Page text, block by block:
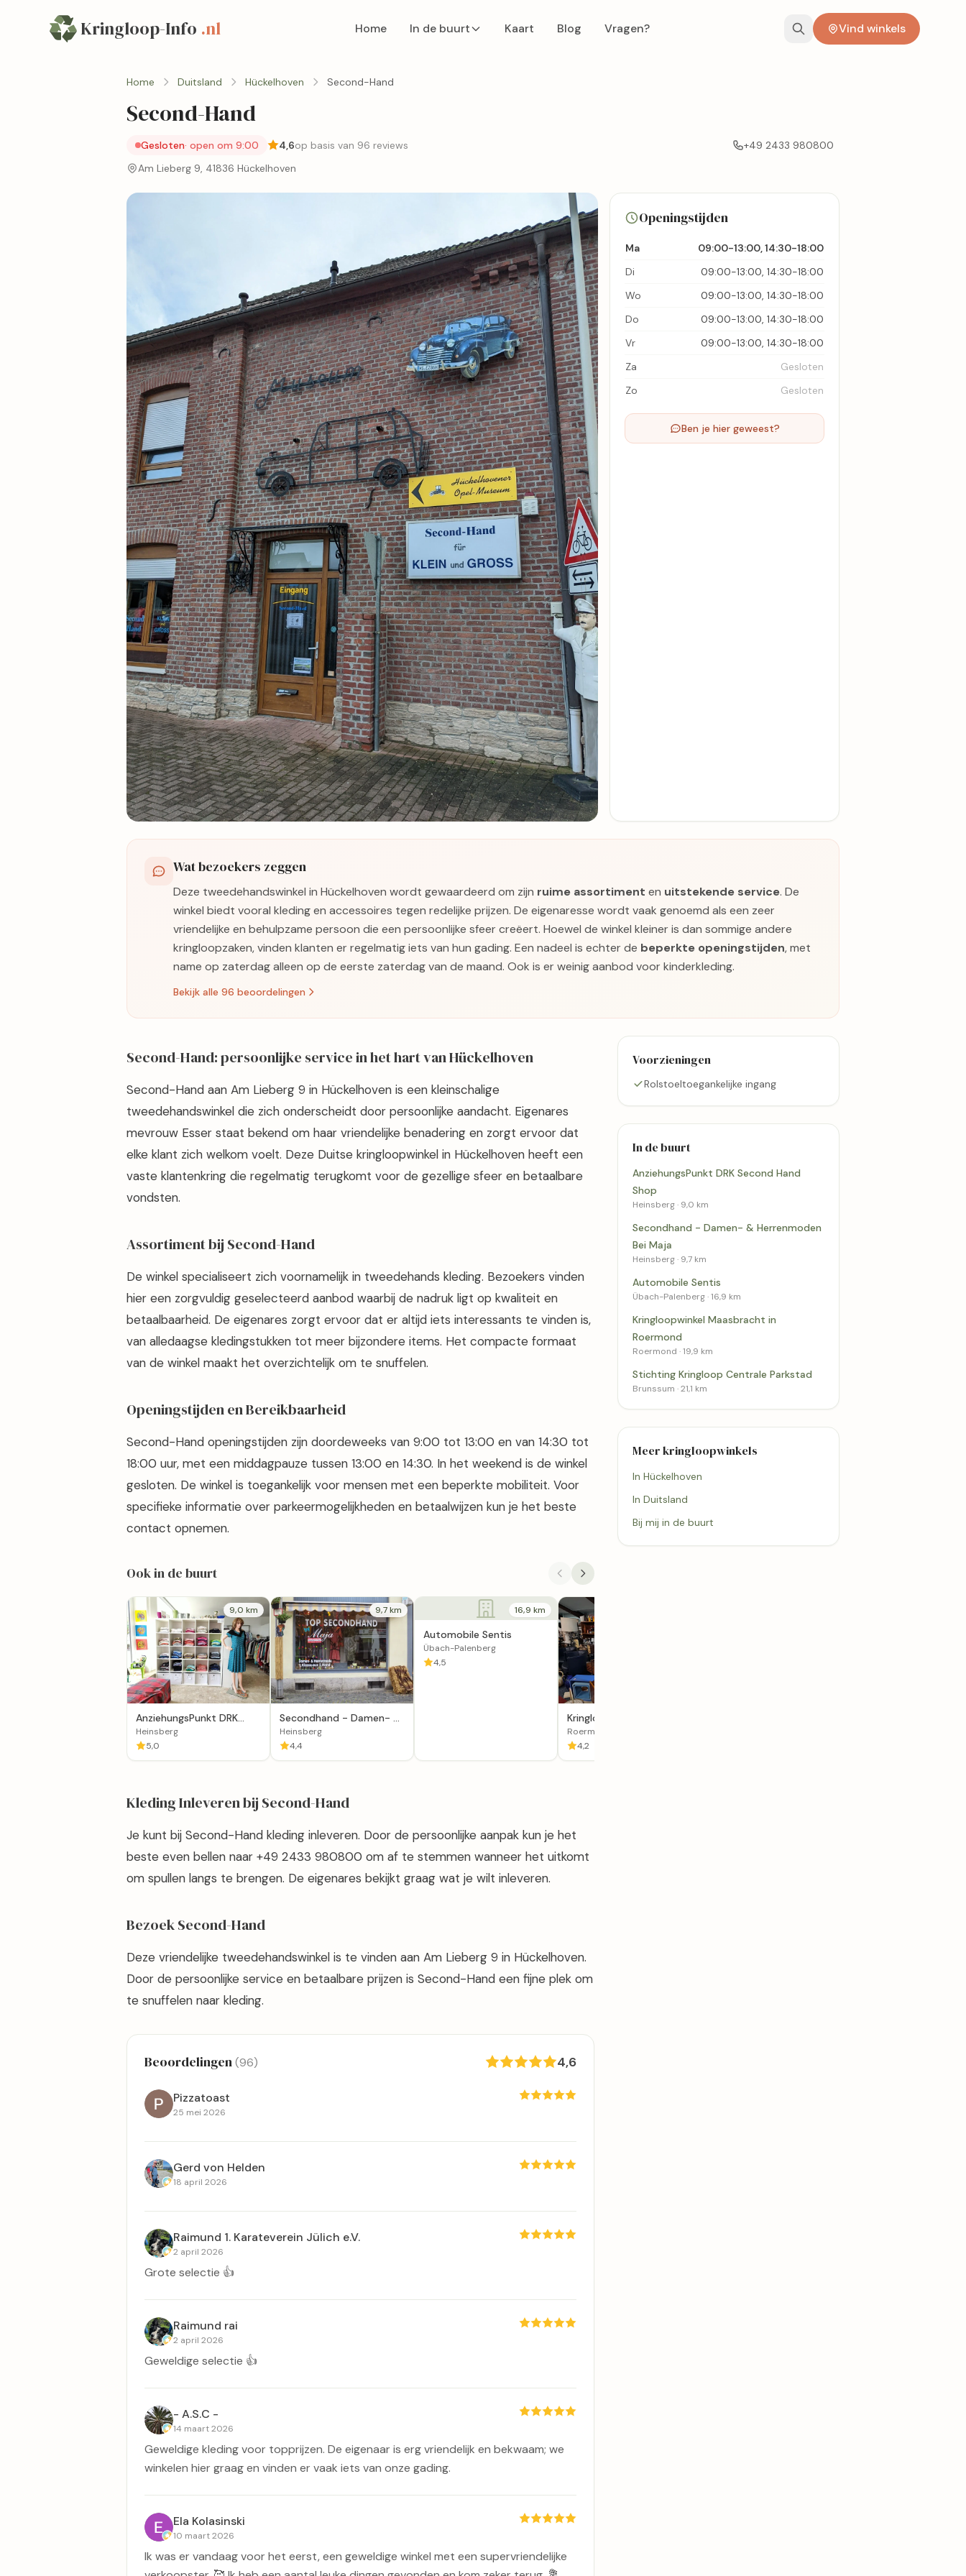
Kringloop-Info .nl Home In de buurt Kaart Blog Vragen? Vind winkels
Home Duitsland Hückelhoven Second-Hand
Second-Hand
Gesloten· open om 9:00 4,6op basis van 96 reviews
+49 2433 980800
Am Lieberg 9, 41836 Hückelhoven
Bekijk kaart
Openingstijden
Ma
09:00-13:00, 14:30-18:00
Di
09:00-13:00, 14:30-18:00
Wo
09:00-13:00, 14:30-18:00
Do
09:00-13:00, 14:30-18:00
Vr
09:00-13:00, 14:30-18:00
Za
Gesloten
Zo
Gesloten
Ben je hier geweest?
Wat bezoekers zeggen
Deze tweedehandswinkel in Hückelhoven wordt gewaardeerd om zijn ruime assortiment en uitstekende service. De
winkel biedt vooral kleding en accessoires tegen redelijke prijzen. De eigenaresse wordt vaak genoemd als een zeer
vriendelijke en behulpzame persoon die een persoonlijke sfeer creëert. Hoewel de winkel kleiner is dan sommige andere
kringloopzaken, vinden klanten er regelmatig iets van hun gading. Een nadeel is echter de beperkte openingstijden, met
name op zaterdag alleen op de eerste zaterdag van de maand. Ook is er weinig aanbod voor kinderkleding.
Bekijk alle 96 beoordelingen
Second-Hand: persoonlijke service in het hart van Hückelhoven
Second-Hand aan Am Lieberg 9 in Hückelhoven is een kleinschalige
tweedehandswinkel die zich onderscheidt door persoonlijke aandacht. Eigenares
mevrouw Esser staat bekend om haar vriendelijke benadering en zorgt ervoor dat
elke klant zich welkom voelt. Deze Duitse kringloopwinkel in Hückelhoven heeft een
vaste klantenkring die regelmatig terugkomt voor de gezellige sfeer en betaalbare
vondsten.
Assortiment bij Second-Hand
De winkel specialiseert zich voornamelijk in tweedehands kleding. Bezoekers vinden
hier een zorgvuldig geselecteerd aanbod waarbij de nadruk ligt op kwaliteit en
betaalbaarheid. De eigenares zorgt ervoor dat er altijd iets interessants te vinden is,
van alledaagse kledingstukken tot meer bijzondere items. Het compacte formaat
van de winkel maakt het overzichtelijk om te snuffelen.
Openingstijden en Bereikbaarheid
Second-Hand openingstijden zijn doordeweeks van 9:00 tot 13:00 en van 14:30 tot
18:00 uur, met een middagpauze tussen 13:00 en 14:30. In het weekend is de winkel
gesloten. De winkel is toegankelijk voor mensen met een beperkte mobiliteit. Voor
specifieke informatie over parkeermogelijkheden en betaalwijzen kun je het beste
contact opnemen.
Ook in de buurt
9,0 km
AnziehungsPunkt DRK
Second Hand Shop
Heinsberg
5,0
9,7 km
Secondhand - Damen- &
Herrenmoden Bei Maja
Heinsberg
4,4
16,9 km
Automobile Sentis
Übach-Palenberg
4,5
Kringloopwinkel
Maasbracht in Roermond
Roermond
4,2
Kleding Inleveren bij Second-Hand
Je kunt bij Second-Hand kleding inleveren. Door de persoonlijke aanpak kun je het
beste even bellen naar +49 2433 980800 om af te stemmen wanneer het uitkomt
om spullen langs te brengen. De eigenares bekijkt graag wat je wilt inleveren.
Bezoek Second-Hand
Deze vriendelijke tweedehandswinkel is te vinden aan Am Lieberg 9 in Hückelhoven.
Door de persoonlijke service en betaalbare prijzen is Second-Hand een fijne plek om
te snuffelen naar kleding.
Beoordelingen(96) 4,6
Pizzatoast
25 mei 2026
Gerd von Helden
18 april 2026
Raimund 1. Karateverein Jülich e.V.
2 april 2026
Grote selectie 👍
Raimund rai
2 april 2026
Geweldige selectie 👍
- A.S.C -
14 maart 2026
Geweldige kleding voor topprijzen. De eigenaar is erg vriendelijk en bekwaam; we
winkelen hier graag en vinden er vaak iets van onze gading.
Ela Kolasinski
10 maart 2026
Ik was er vandaag voor het eerst, een geweldige winkel met een supervriendelijke
Voorzieningen
Rolstoeltoegankelijke ingang
In de buurt
AnziehungsPunkt DRK Second Hand
Shop
Heinsberg · 9,0 km
Secondhand - Damen- & Herrenmoden
Bei Maja
Heinsberg · 9,7 km
Automobile Sentis
Übach-Palenberg · 16,9 km
Kringloopwinkel Maasbracht in
Roermond
Roermond · 19,9 km
Stichting Kringloop Centrale Parkstad
Brunssum · 21,1 km
Meer kringloopwinkels
In Hückelhoven
In Duitsland
Bij mij in de buurt